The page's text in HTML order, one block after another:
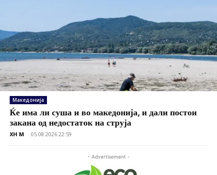
Македонија
Ќе има ли суша и во македонија, и дали постои
закана од недостаток на струја
XH M - 05.08.2026 22:59
- Advertisement -